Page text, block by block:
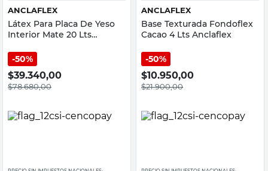
ANCLAFLEX
Látex Para Placa De Yeso
Interior Mate 20 Lts
50%
$39.340,00
$78.680,00
ANCLAFLEX
Base Texturada Fondoflex
Cacao 4 Lts Anclaflex
50%
$10.950,00
$21.900,00